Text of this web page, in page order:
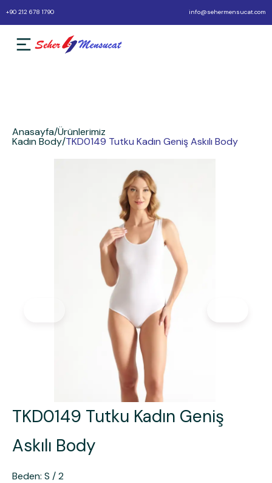
+90 212 678 1790 info@sehermensucat.com
Anasayfa/Ürünlerimiz
Kadın Body/TKD0149 Tutku Kadın Geniş Askılı Body
TKD0149 Tutku Kadın Geniş
Askılı Body
Beden: S / 2